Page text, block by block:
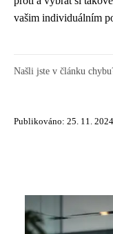
vašim individuálním
Našli jste v článku
Publikováno: 25. 11. 2024